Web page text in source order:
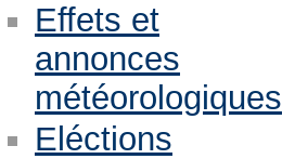
Effets et
annonces
météorologiques
Eléctions